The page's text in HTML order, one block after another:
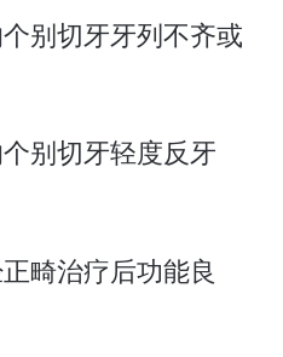
别切牙牙列不齐或
别切牙轻度反牙
畸治疗后功能良